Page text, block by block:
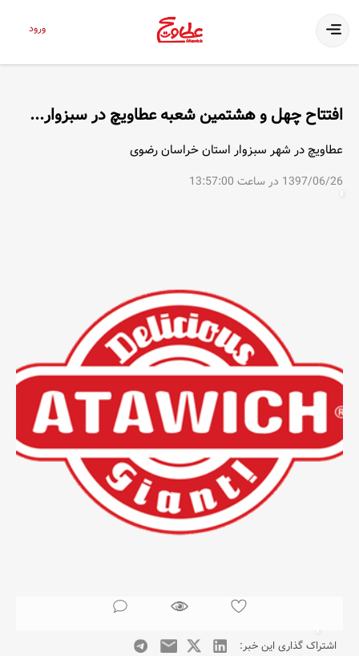
ورود
افتتاح چهل و هشتمین شعبه عطاویچ در سبزوار...
1397/06/26 در ساعت 13:57:00
عطاویچ در شهر سبزوار استان خراسان رضوی
اشتراک گذاری این خبر: